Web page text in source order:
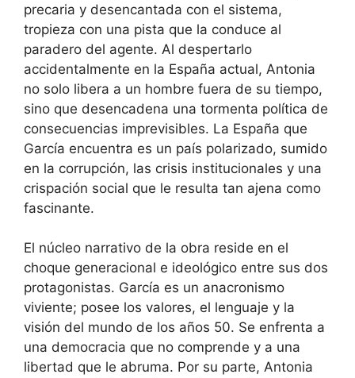
precaria y desencantada con el sistema,
tropieza con una pista que la conduce al
paradero del agente. Al despertarlo
accidentalmente en la España actual, Antonia
no solo libera a un hombre fuera de su tiempo,
sino que desencadena una tormenta política de
consecuencias imprevisibles. La España que
García encuentra es un país polarizado, sumido
en la corrupción, las crisis institucionales y una
crispación social que le resulta tan ajena como
fascinante.
El núcleo narrativo de la obra reside en el
choque generacional e ideológico entre sus dos
protagonistas. García es un anacronismo
viviente; posee los valores, el lenguaje y la
visión del mundo de los años 50. Se enfrenta a
una democracia que no comprende y a una
libertad que le abruma. Por su parte, Antonia